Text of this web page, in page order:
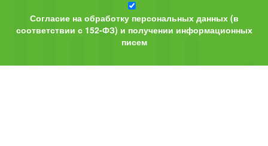
Согласие на обработку персональных данных (в
соответствии с 152-ФЗ) и получении информационных
писем